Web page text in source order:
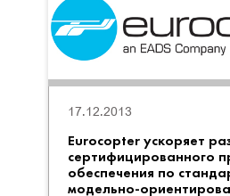
Eurocopter ускоряет
сертифицированного
обеспечения по
модельно-
17.12.2013